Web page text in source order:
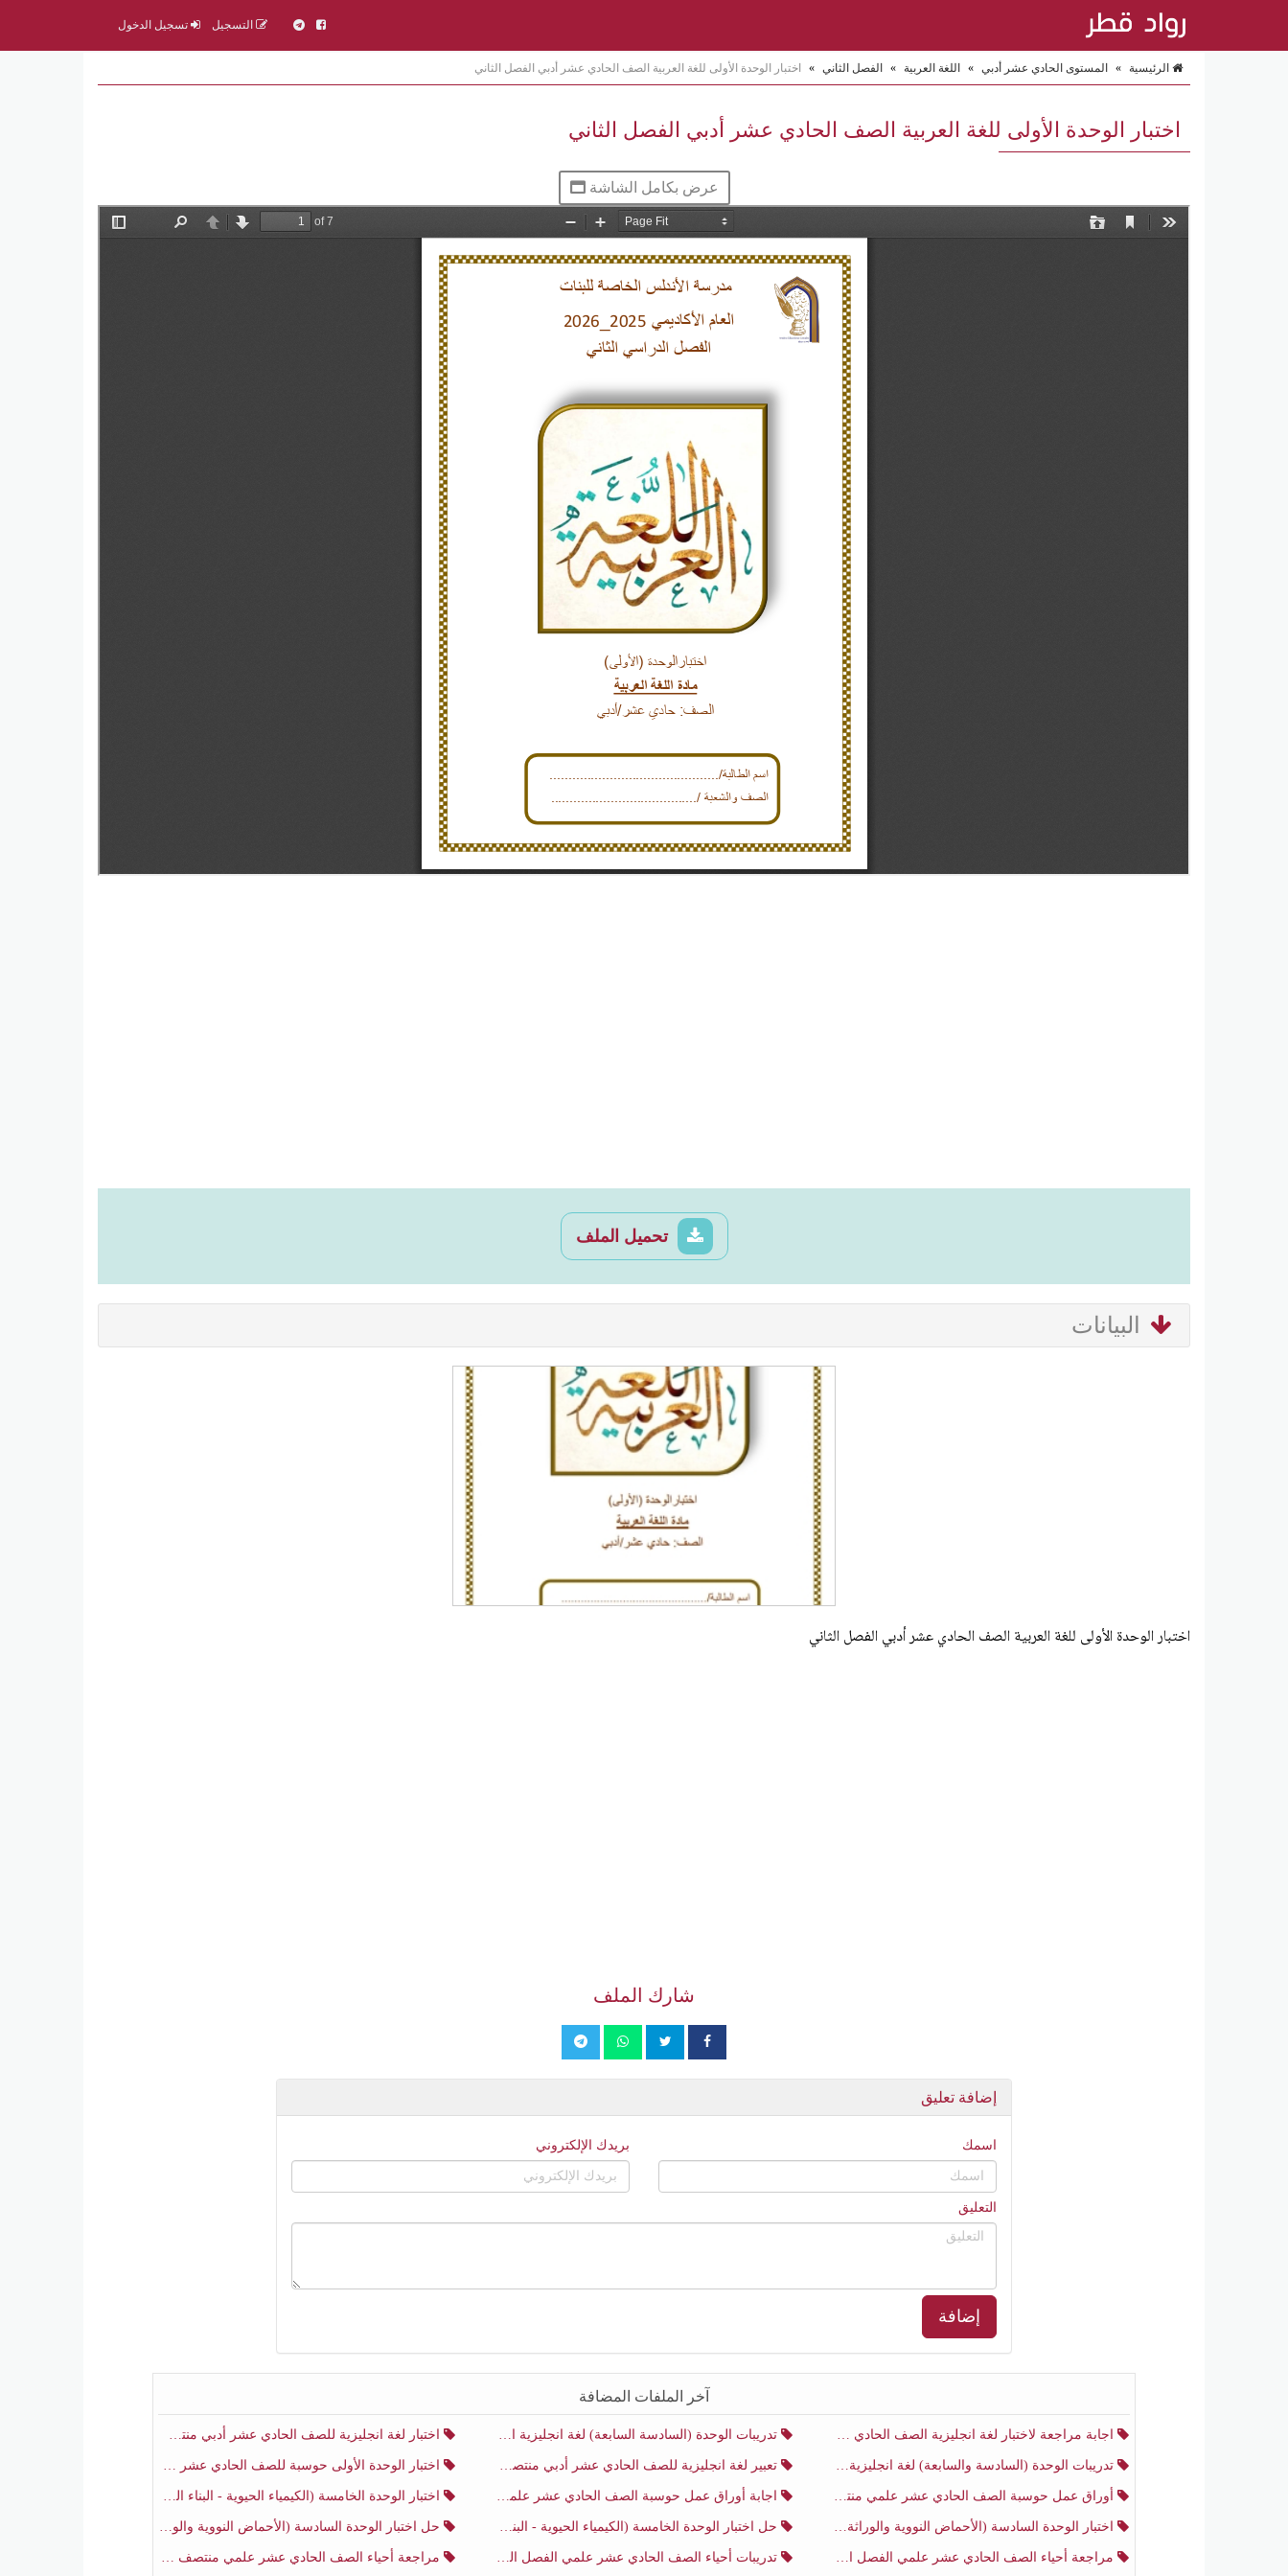
التسجيل تسجيل الدخول
الرئيسية » المستوى الحادي عشر أدبي » اللغة العربية » الفصل الثاني » اختبار الوحدة الأولى للغة العربية الصف الحادي عشر أدبي الفصل الثاني
اختبار الوحدة الأولى للغة العربية الصف الحادي عشر أدبي الفصل الثاني
عرض بكامل الشاشة
تحميل الملف
البيانات
اختبار الوحدة الأولى للغة العربية الصف الحادي عشر أدبي الفصل الثاني
شارك الملف
إضافة تعليق
اسمك بريدك الإلكتروني
التعليق
إضافة
آخر الملفات المضافة
اجابة مراجعة لاختبار لغة انجليزية الصف الحادي عشر أدبي منتصف الفصل الثاني تدريبات الوحدة (السادسة السابعة) لغة انجليزية الصف الحادي عشر أدبي منتصف الفصل الثاني اختبار لغة انجليزية للصف الحادي عشر أدبي منتصف الفصل الثاني
تدريبات الوحدة (السادسة والسابعة) لغة انجليزية الصف الحادي عشر أدبي الفصل الثاني تعبير لغة انجليزية للصف الحادي عشر أدبي منتصف الفصل الثاني اختبار الوحدة الأولى حوسبة للصف الحادي عشر علمي منتصف الفصل الثاني
أوراق عمل حوسبة الصف الحادي عشر علمي منتصف الفصل الثاني اجابة أوراق عمل حوسبة الصف الحادي عشر علمي منتصف الفصل الثاني اختبار الوحدة الخامسة (الكيمياء الحيوية - البناء الضوئي) أحياء الصف الحادي عشر علمي الفصل الثاني
اختبار الوحدة السادسة (الأحماض النووية والوراثة) أحياء الصف الحادي عشر علمي منتصف الفصل الثاني حل اختبار الوحدة الخامسة (الكيمياء الحيوية - البناء الضوئي) أحياء الصف الحادي عشر علمي الفصل الثاني حل اختبار الوحدة السادسة (الأحماض النووية والوراثة) أحياء الصف الحادي عشر علمي منتصف الفصل الثاني
مراجعة أحياء الصف الحادي عشر علمي الفصل الثاني تدريبات أحياء الصف الحادي عشر علمي الفصل الثاني مراجعة أحياء الصف الحادي عشر علمي منتصف الفصل الثاني